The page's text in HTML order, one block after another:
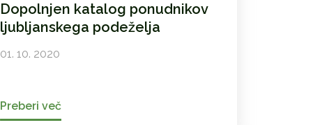
Dopolnjen katalog ponudnikov
ljubljanskega podeželja
01. 10. 2020
Preberi več